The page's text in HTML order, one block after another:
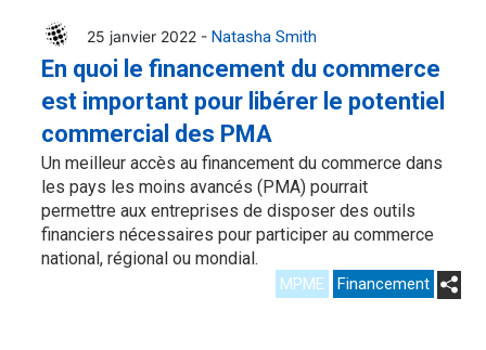
25 janvier 2022 - Natasha Smith
En quoi le financement du commerce
est important pour libérer le potentiel
commercial des PMA
Un meilleur accès au financement du commerce dans
les pays les moins avancés (PMA) pourrait
permettre aux entreprises de disposer des outils
financiers nécessaires pour participer au commerce
national, régional ou mondial.
MPME Financement